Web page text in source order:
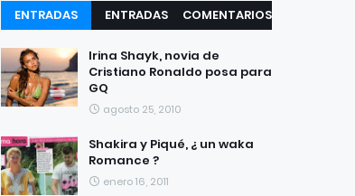
ENTRADAS
RECIENTES
ENTRADAS
COMENTARIOS
Irina Shayk, novia de
Cristiano Ronaldo posa para
GQ
agosto 25, 2010
Shakira y Piqué, ¿ un waka
Romance ?
enero 16, 2011